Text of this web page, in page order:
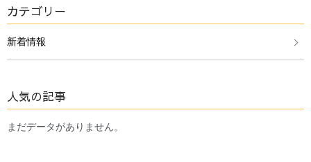
カテゴリー
新着情報
人気の記事
まだデータがありません。